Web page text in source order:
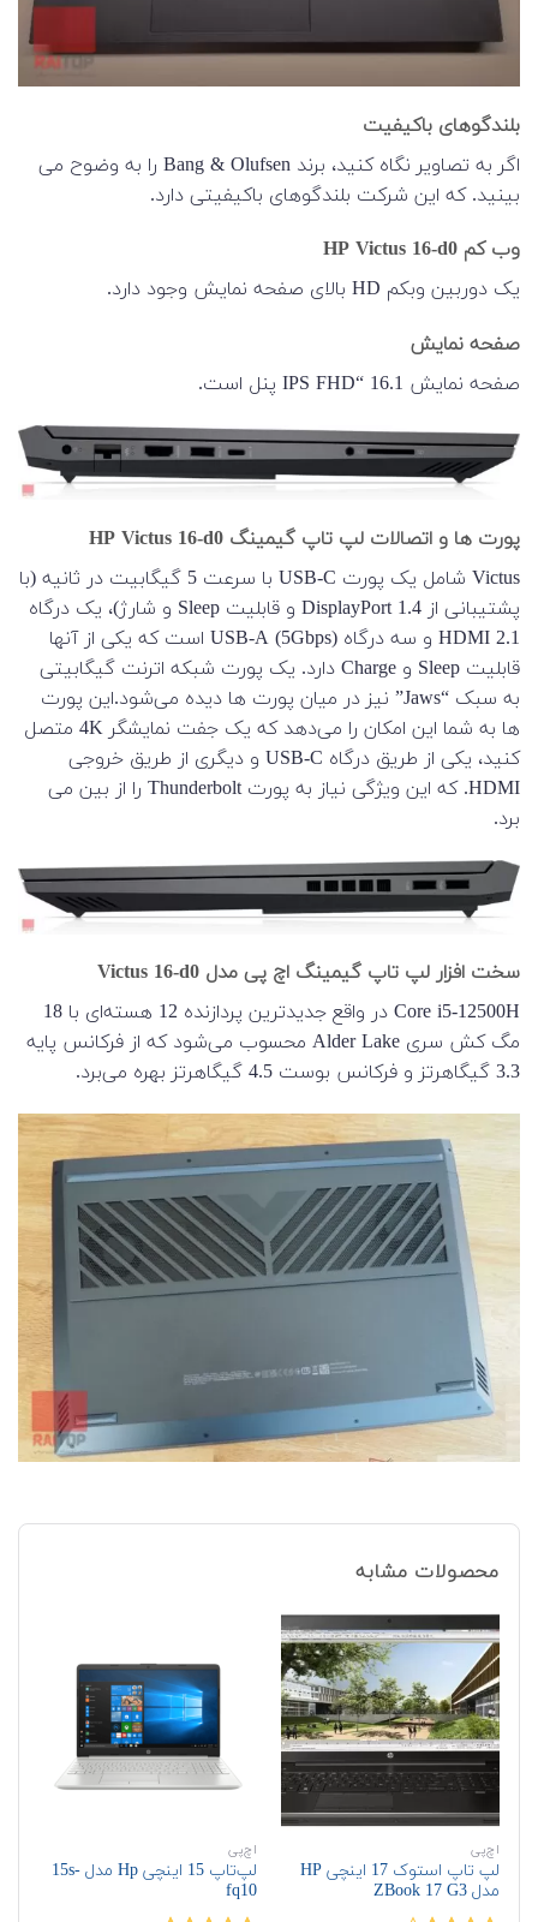
بلندگوهای باکیفیت
اگر به تصاویر نگاه کنید، برند Bang & Olufsen را به وضوح می
بینید. که این شرکت بلندگوهای باکیفیتی دارد.
وب کم HP Victus 16-d0
یک دوربین وبکم HD بالای صفحه نمایش وجود دارد.
صفحه نمایش
صفحه نمایش 16.1 “IPS FHD پنل است.
پورت ها و اتصالات لپ تاپ گیمینگ HP Victus 16-d0
Victus شامل یک پورت USB-C با سرعت 5 گیگابیت در ثانیه (با
پشتیبانی از DisplayPort 1.4 و قابلیت Sleep و شارژ)، یک درگاه
HDMI 2.1 و سه درگاه USB-A (5Gbps) است که یکی از آنها
قابلیت Sleep و Charge دارد. یک پورت شبکه اترنت گیگابیتی
به سبک “Jaws” نیز در میان پورت ها دیده می‌شود.این پورت
ها به شما این امکان را می‌دهد که یک جفت نمایشگر 4K متصل
کنید، یکی از طریق درگاه USB-C و دیگری از طریق خروجی
HDMI. که این ویژگی نیاز به پورت Thunderbolt را از بین می
برد.
سخت افزار لپ تاپ گیمینگ اچ پی مدل Victus 16-d0
Core i5-12500H در واقع جدیدترین پردازنده 12 هسته‌ای با 18
مگ کش سری Alder Lake محسوب می‌شود که از فرکانس پایه
3.3 گیگاهرتز و فرکانس بوست 4.5 گیگاهرتز بهره می‌برد.
محصولات مشابه
اچ‌پی
لپ تاپ استوک 17 اینچی HP
مدل ZBook 17 G3
اچ‌پی
لپ‌تاپ 15 اینچی Hp مدل 15s-
fq10